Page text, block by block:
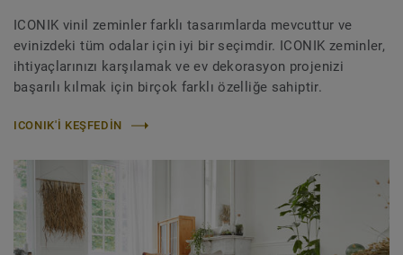
ICONIK vinil zeminler farklı tasarımlarda mevcuttur ve
evinizdeki tüm odalar için iyi bir seçimdir. ICONIK zeminler,
ihtiyaçlarınızı karşılamak ve ev dekorasyon projenizi
başarılı kılmak için birçok farklı özelliğe sahiptir.
ICONIK'I KEŞFEDIN